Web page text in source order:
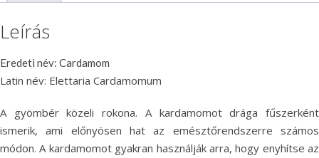
Leírás
Eredeti név: Cardamom
Latin név: Elettaria Cardamomum
A gyömbér közeli rokona. A kardamomot drága fűszerként
ismerik, ami előnyösen hat az emésztőrendszerre számos
módon. A kardamomot gyakran használják arra, hogy enyhítse az